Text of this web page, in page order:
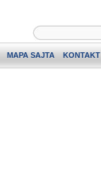
MAPA SAJTA KONTAKT